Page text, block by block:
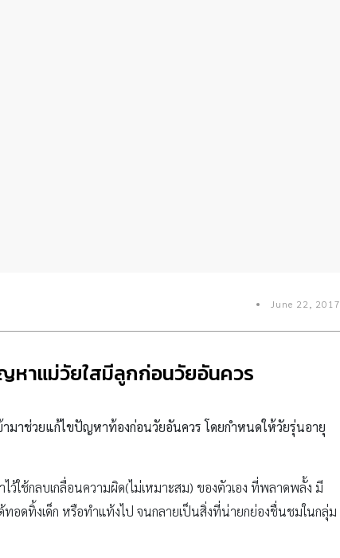
June 22, 2017
หาแม่วัยใสมีลูกก่อนวัยอันควร
ามาช่วยแก้ไขปัญหาท้องก่อนวัยอันควร โดยกำหนดให้วัยรุ่นอายุ
ไว้ใช้กลบเกลื่อนความผิด(ไม่เหมาะสม) ของตัวเอง ที่พลาดพลั้ง มี
ทอดทิ้งเด็ก หรือทำแท้งไป จนกลายเป็นสิ่งที่น่ายกย่องชื่นชมในกลุ่ม